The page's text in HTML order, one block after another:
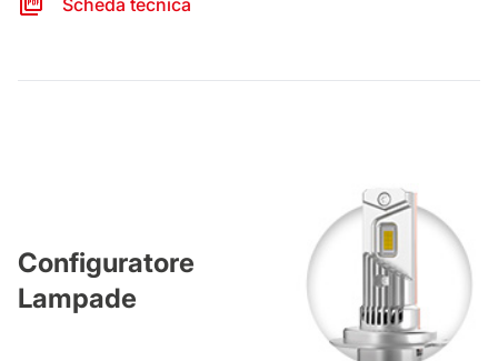
Scheda tecnica
Configuratore
Lampade